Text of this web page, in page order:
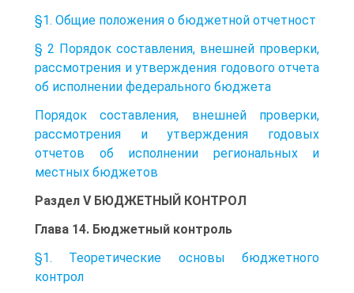
§1. Общие положения о бюджетной отчетност
§ 2 Порядок составления, внешней проверки,
рассмотрения и утверждения годового отчета
об исполнении федерального бюджета
Порядок составления, внешней проверки,
рассмотрения и утверждения годовых
отчетов об исполнении региональных и
местных бюджетов
Раздел V БЮДЖЕТНЫЙ КОНТРОЛ
Глава 14. Бюджетный контроль
§1. Теоретические основы бюджетного
контрол